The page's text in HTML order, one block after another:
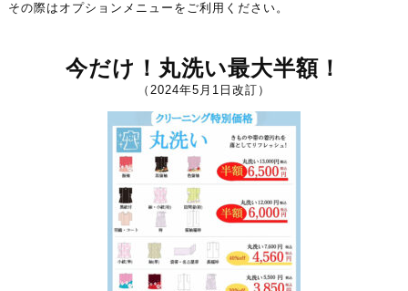
その際はオプションメニューをご利用ください。
今だけ！丸洗い最大半額！
（2024年5月1日改訂）